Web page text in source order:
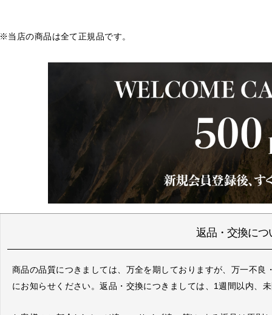
※当店の商品は全て正規品です。
返品・交換につ
商品の品質につきましては、万全を期しておりますが、万一不
にお知らせください。返品・交換につきましては、1週間以内、